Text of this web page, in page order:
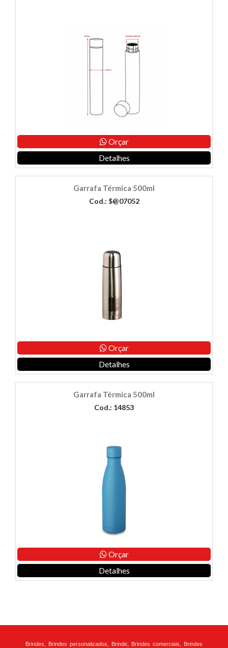
Orçar
Detalhes
Garrafa Térmica 500ml
Cod.: $@07052
Orçar
Detalhes
Garrafa Térmica 500ml
Cod.: 14853
Orçar
Detalhes
Brindes, Brindes personalizados, Brinde, Brindes comerciais, Brindes